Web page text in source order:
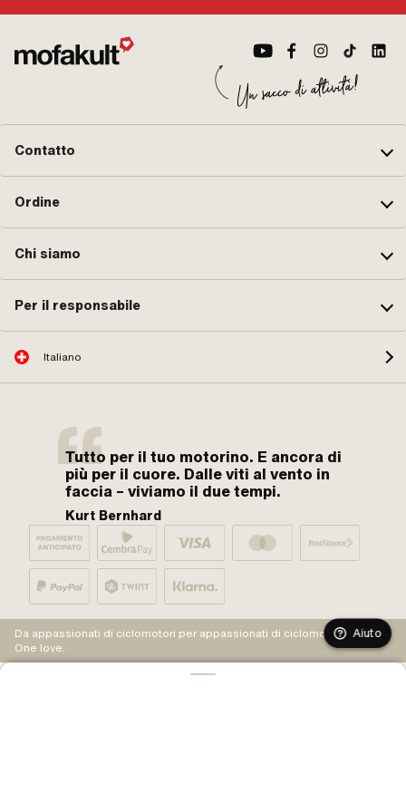
Contatto
Ordine
Chi siamo
Per il responsabile
Italiano
Tutto per il tuo motorino. E ancora di
più per il cuore. Dalle viti al vento in
faccia – viviamo il due tempi.
Kurt Bernhard
Da appassionati di ciclomotori per appassionati di ciclomotori.
One love.
Aiuto